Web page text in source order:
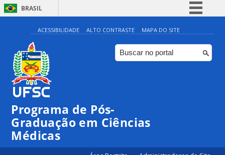
BRASIL
Simplifique!
Comunica BR
Participe
ACESSIBILIDADE ALTO CONTRASTE MAPA DO SITE
Programa de Pós-
Graduação em Ciências
Médicas